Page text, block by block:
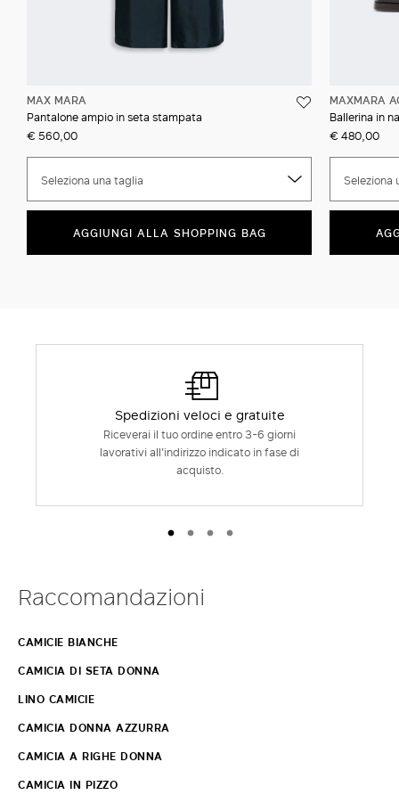
MAX MARA
Pantalone ampio in seta stampata
€ 560,00
Seleziona una taglia
AGGIUNGI ALLA SHOPPING BAG
MAXMARA
Ballerina in
€ 480,00
Seleziona
Spedizioni veloci e gratuite
Riceverai il tuo ordine entro 3-6 giorni
lavorativi all'indirizzo indicato in fase di
acquisto.
Raccomandazioni
CAMICIE BIANCHE
CAMICIA DI SETA DONNA
LINO CAMICIE
CAMICIA DONNA AZZURRA
CAMICIA A RIGHE DONNA
CAMICIA IN PIZZO